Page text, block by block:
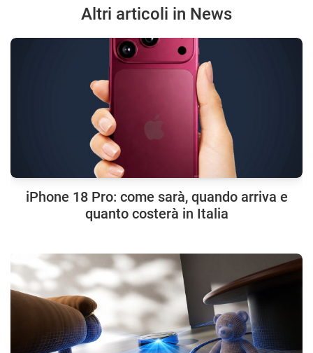
Altri articoli in News
iPhone 18 Pro: come sarà, quando arriva e
quanto costerà in Italia